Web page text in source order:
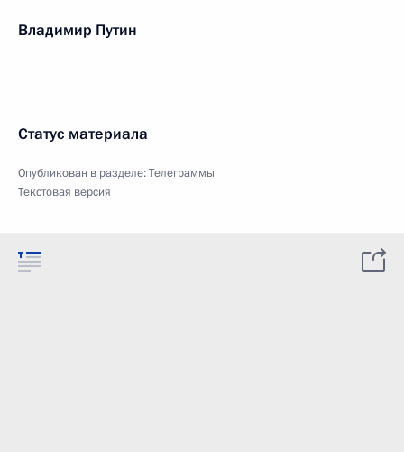
Владимир Путин
Статус материала
Опубликован в разделе:Телеграммы
Текстовая версия